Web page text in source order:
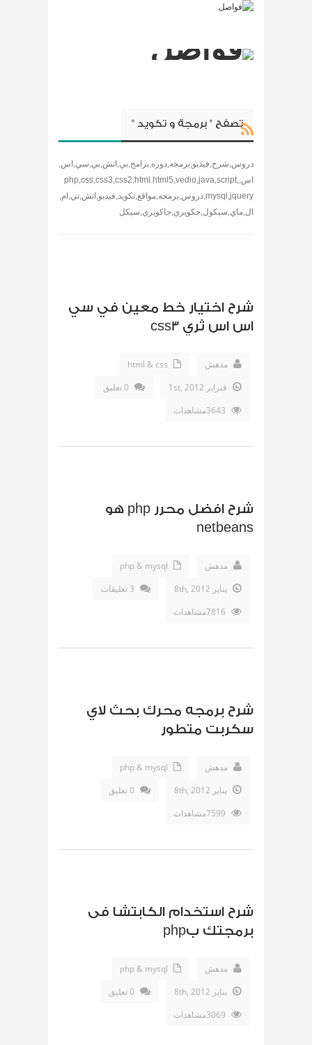
تصفح " برمجة و تكويد "
دروس,شرح,فيديو,برمجه,دوره,برامج,بي,اتش,بي,سي,اس,
اس,php,css,css3,css2,html.html5,vedio,java,script,
mysql,jquery,دروس,برمجه,مواقع,تكويد,فيديو,اتش,تي,ام,
ال,ماي,سيكول,جكويري,جاكويري,سيكل
شرح اختيار خط معين في سي
اس اس ثري css3
مدهش
html & css
فبراير 1st, 2012
0 تعليق
شرح افضل محرر php هو
netbeans
مدهش
php & mysql
يناير 8th, 2012
3 تعليقات
شرح برمجه محرك بحث لاي
سكربت متطور
مدهش
php & mysql
يناير 8th, 2012
0 تعليق
شرح استخدام الكابتشا فى
برمجتك بphp
مدهش
php & mysql
يناير 8th, 2012
0 تعليق